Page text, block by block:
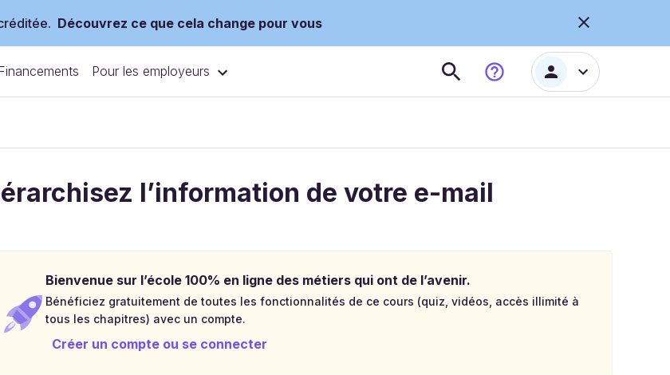
Découvrez ce que cela change pour vous
Pour les employeurs
l’information de votre e-mail
Bienvenue sur l’école 100% en ligne des métiers qui ont de l’avenir.
Bénéficiez gratuitement de toutes les fonctionnalités de ce cours (quiz, vidéos, accès illimité à
tous les chapitres) avec un compte.
Créer un compte ou se connecter